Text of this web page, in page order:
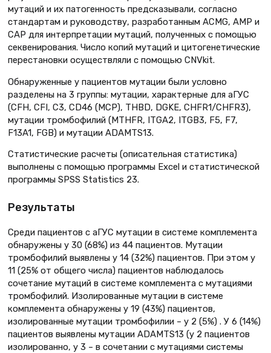
мутаций и их патогенность предсказывали, согласно
стандартам и руководству, разработанным ACMG, AMP и
CAP для интерпретации мутаций, полученных с помощью
секвенирования. Число копий мутаций и цитогенетические
перестановки осуществляли с помощью CNVkit.
Обнаруженные у пациентов мутации были условно
разделены на 3 группы: мутации, характерные для аГУС
(CFH, CFI, C3, CD46 (MCP), THBD, DGKE, CHFR1/CHFR3),
мутации тромбофилий (MTHFR, ITGA2, ITGB3, F5, F7,
F13A1, FGB) и мутации ADAMTS13.
Статистические расчеты (описательная статистика)
выполнены с помощью программы Excel и статистической
программы SPSS Statistics 23.
Результаты
Среди пациентов с аГУС мутации в системе комплемента
обнаружены у 30 (68%) из 44 пациентов. Мутации
тромбофилий выявлены у 14 (32%) пациентов. При этом у
11 (25% от общего числа) пациентов наблюдалось
сочетание мутаций в системе комплемента с мутациями
тромбофилий. Изолированные мутации в системе
комплемента обнаружены у 19 (43%) пациентов,
изолированные мутации тромбофилии – у 2 (5%) . У 6 (14%)
пациентов выявлены мутации ADAMTS13 (у 2 пациентов
изолированно, у 3 – в сочетании с мутациями системы